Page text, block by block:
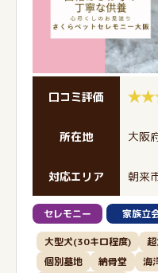
口コミ評価
所在地 大阪
対応エリア 朝来
セレモニー 家族立
大型犬(30キロ程度)
個別墓地
納骨堂 海